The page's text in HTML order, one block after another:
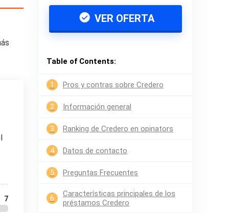
VER OFERTA
Table of Contents:
1 Pros y contras sobre Credero
2 Información general
3 Ranking de Credero en opinators
4 Datos de contacto
5 Preguntas Frecuentes
6
Características principales de los
préstamos Credero
7